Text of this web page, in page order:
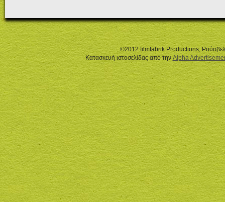
©2012 filmfabrik Productions,
Κατασκευή ιστοσελίδας από την Alpha